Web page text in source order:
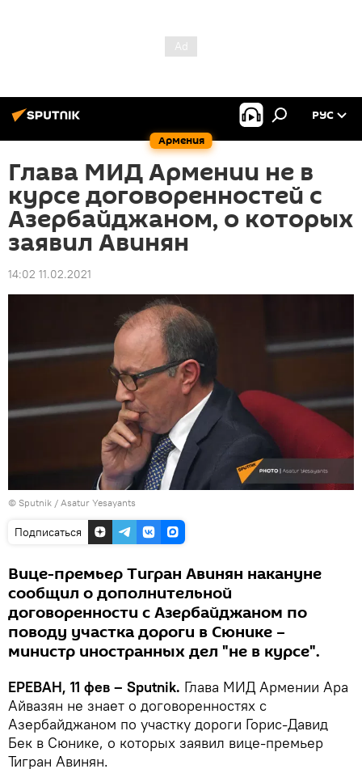
Армения
РУС
Глава МИД Армении не в
курсе договоренностей с
Азербайджаном, о которых
заявил Авинян
14:02 11.02.2021
© Sputnik / Asatur Yesayants
Подписаться
Вице-премьер Тигран Авинян накануне
сообщил о дополнительной
договоренности с Азербайджаном по
поводу участка дороги в Сюнике –
министр иностранных дел "не в курсе".
ЕРЕВАН, 11 фев – Sputnik. Глава МИД Армении Ара
Айвазян не знает о договоренностях с
Азербайджаном по участку дороги Горис-Давид
Бек в Сюнике, о которых заявил вице-премьер
Тигран Авинян.